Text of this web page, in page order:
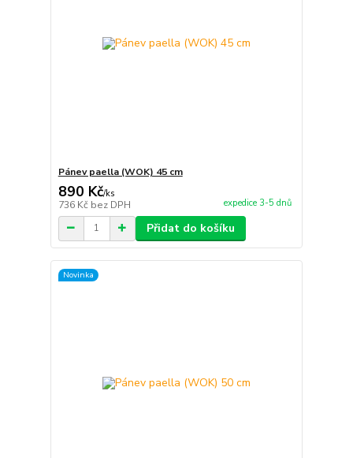
Pánev paella (WOK) 45 cm
890 Kč/ks
736 Kč bez DPH expedice 3-5 dnů
Přidat do košíku
Novinka